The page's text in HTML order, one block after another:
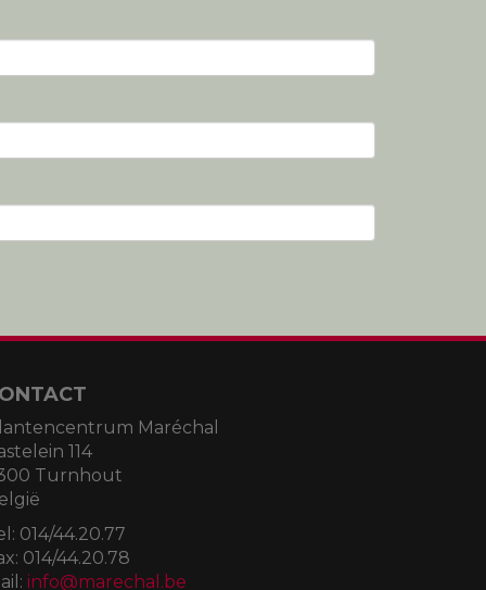
Maréchal
114
Turnhout
014/44.20.77
014/44.20.78
info@marechal.be